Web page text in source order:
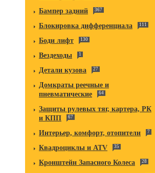
Бампер задний 367
Блокировка дифференциала 111
Боди лифт 130
Вездеходы 1
Детали кузова 27
Домкраты реечные и
пневматические
64
Защиты рулевых тяг, картера, РК
и КПП
67
Интерьер, комфорт, отопители 7
Квадроциклы и ATV 35
Кронштейн Запасного Колеса 28